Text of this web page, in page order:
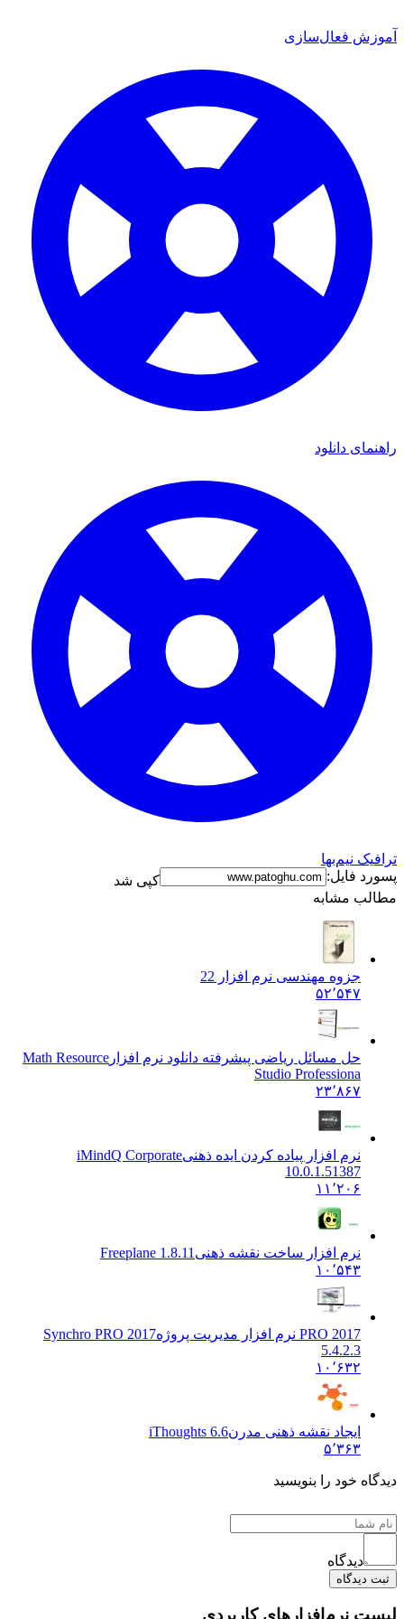
فعال‌سازی
دانلود
نیم‌بها
فایل:
کپی شد
مشابه
جزوه مهندسی نرم افزار 2
۵۲٬۵۴۷
حل مسائل ریاضی پیشرفته دانلود نرم افزارMath Resource
Studio Professiona
۲۳٬۸۶۷
نرم افزار پیاده کردن ایده ذهنیiMindQ Corporate
10.0.1.51387
۱۱٬۲۰۶
نرم‌ افزار ساخت نقشه ذهنیFreeplane 1.8.11
۱۰٬۵۴۳
PRO 2017 نرم افزار مدیریت پروژه
Synchro PRO 2017
5.4.2.3
۱۰٬۶۳۲
ایجاد نقشه ذهنی مدرن iThoughts 6.6
۵٬۳۶۳
خود را بنویسید
دیدگاه
نرم‌افزارهای کاربردی